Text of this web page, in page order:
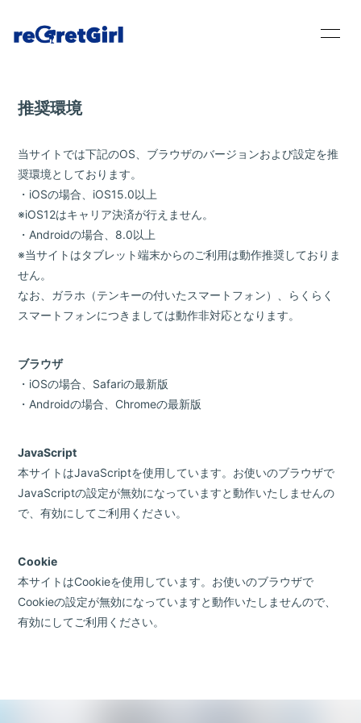
Live / Schedule
Bio
Disc
Movie
Contact
推奨環境
当サイトでは下記のOS、ブラウザのバージョンおよび設定を推
奨環境としております。
・iOSの場合、iOS15.0以上
※iOS12はキャリア決済が行えません。
・Androidの場合、8.0以上
※当サイトはタブレット端末からのご利用は動作推奨しておりま
せん。
なお、ガラホ（テンキーの付いたスマートフォン）、らくらく
スマートフォンにつきましては動作非対応となります。
ブラウザ
・iOSの場合、Safariの最新版
・Androidの場合、Chromeの最新版
JavaScript
本サイトはJavaScriptを使用しています。お使いのブラウザで
JavaScriptの設定が無効になっていますと動作いたしませんの
で、有効にしてご利用ください。
Cookie
本サイトはCookieを使用しています。お使いのブラウザで
Cookieの設定が無効になっていますと動作いたしませんので、
有効にしてご利用ください。